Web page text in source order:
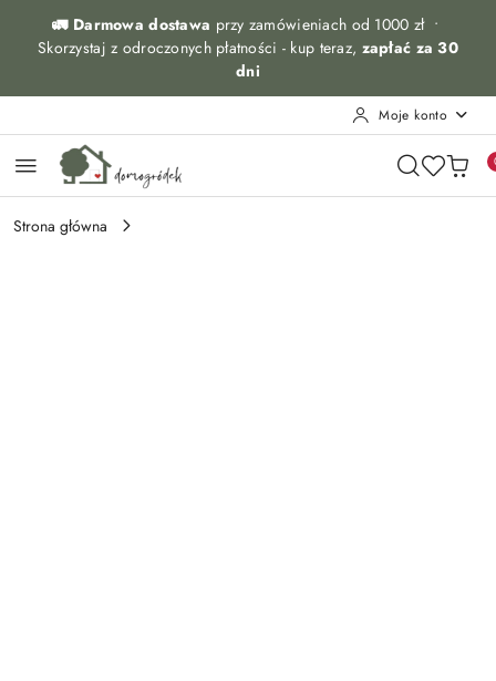
Przejdź do treści głównej
Przejdź do wyszukiwarki
Przejdź do moje konto
Przejdź do menu głównego
Przejdź do opisu produktu
Przejdź do stopki
🚛 Darmowa dostawa przy zamówieniach od 1000 zł •
Skorzystaj z odroczonych płatności - kup teraz, zapłać za 30
dni
Moje konto
Strona główna